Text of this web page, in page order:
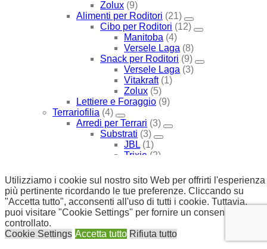
Zolux (9)
Alimenti per Roditori (21)
Cibo per Roditori (12)
Manitoba (4)
Versele Laga (8)
Snack per Roditori (9)
Versele Laga (3)
Vitakraft (1)
Zolux (5)
Lettiere e Foraggio (9)
Terrariofilia (4)
Arredi per Terrari (3)
Substrati (3)
JBL (1)
Trixie (2)
SCEGLI PER MARCA (1747)
Advance (13)
Cane (8)
Cibo Medicato (8)
Cibo Secco Medicato
Gatto (5)
Alimenti Medicati (5)
Utilizziamo i cookie sul nostro sito Web per offrirti l'esperienza
più pertinente ricordando le tue preferenze. Cliccando su
"Accetta tutto", acconsenti all'uso di tutti i cookie. Tuttavia,
puoi visitare "Cookie Settings" per fornire un consenso
controllato.
Cookie Settings Accetta tutto Rifiuta tutto